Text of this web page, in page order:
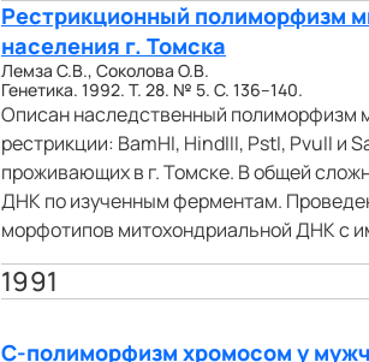
Рестрикционный полиморфизм
населения г. Томска
Лемза С.В., Соколова О.В.
Генетика. 1992. Т. 28. № 5. С. 136–140.
Описан наследственный полиморфизм
рестрикции: BamHI, HindIII, PstI, PvuII и
проживающих в г. Томске. В общей
ДНК по изученным ферментам.
морфотипов митохондриальной ДНК с
1991
С-полиморфизм хромосом у